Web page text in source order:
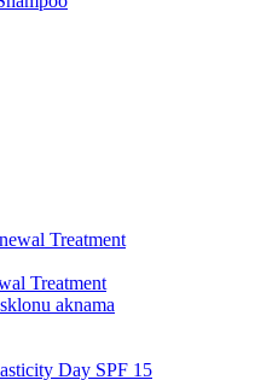
Treatment
aknama